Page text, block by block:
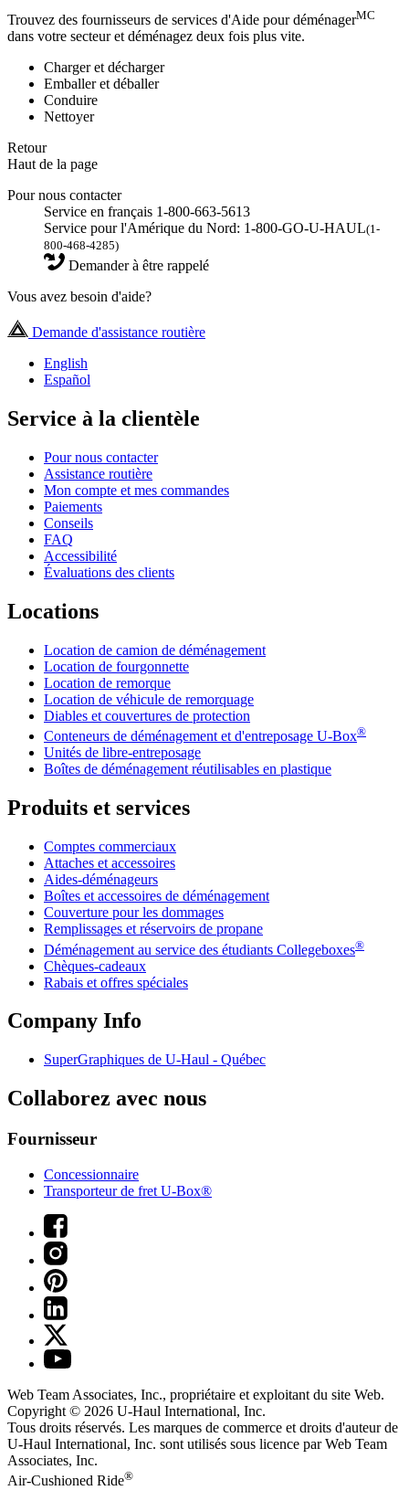
Trouvez des fournisseurs de services d'Aide pour déménagerMC
dans votre secteur et déménagez deux fois plus vite.
Charger et décharger
Emballer et déballer
Conduire
Nettoyer
Retour
Haut de la page
Pour nous contacter
Service en français 1-800-663-5613
Service pour l'Amérique du Nord: 1-800-GO-U-HAUL(1-
800-468-4285)
Demander à être rappelé
Vous avez besoin d'aide?
Demande d'assistance routière
English
Español
Service à la clientèle
Pour nous contacter
Assistance routière
Mon compte et mes commandes
Paiements
Conseils
FAQ
Accessibilité
Évaluations des clients
Locations
Location de camion de déménagement
Location de fourgonnette
Location de remorque
Location de véhicule de remorquage
Diables et couvertures de protection
Conteneurs de déménagement et d'entreposage U-Box®
Unités de libre-entreposage
Boîtes de déménagement réutilisables en plastique
Produits et services
Comptes commerciaux
Attaches et accessoires
Aides-déménageurs
Boîtes et accessoires de déménagement
Couverture pour les dommages
Remplissages et réservoirs de propane
Déménagement au service des étudiants Collegeboxes®
Chèques-cadeaux
Rabais et offres spéciales
Company Info
SuperGraphiques de U-Haul - Québec
Collaborez avec nous
Fournisseur
Concessionnaire
Transporteur de fret U-Box®
Web Team Associates, Inc., propriétaire et exploitant du site Web.
Copyright © 2026 U-Haul International, Inc.
Tous droits réservés. Les marques de commerce et droits d'auteur de
U-Haul International, Inc. sont utilisés sous licence par Web Team
Associates, Inc.
Air-Cushioned Ride®